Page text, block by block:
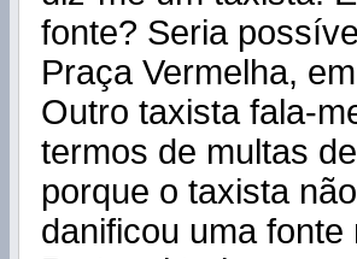
fonte? Seria
Praça Vermelha,
Outro taxista fala-
termos de multas
porque o taxista
danificou uma